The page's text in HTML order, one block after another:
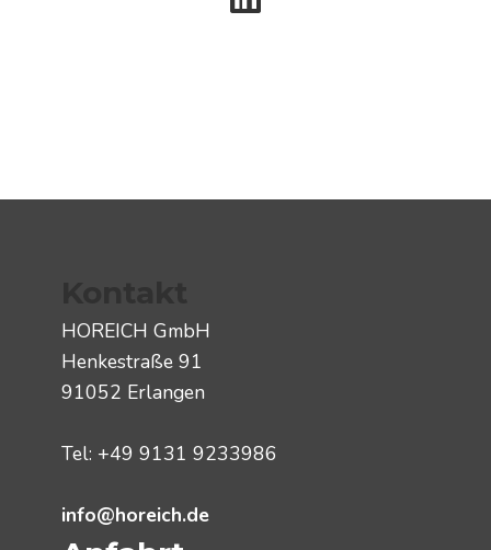
HOREICH GmbH
Henkestraße 91
91052 Erlangen
Tel: +49 9131 9233986
info@horeich.de